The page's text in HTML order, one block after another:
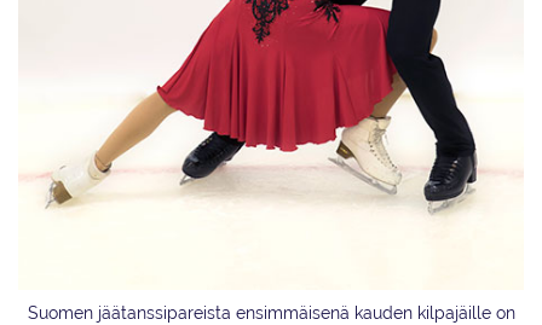
Suomen jäätanssipareista ensimmäisenä kauden kilpajäille on